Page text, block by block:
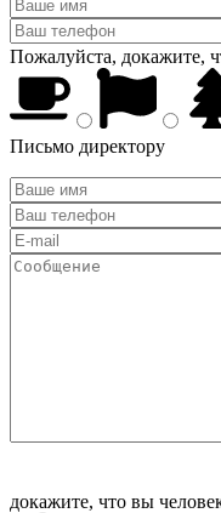
Пожалуйста, докажите,
Письмо директору
докажите, что вы